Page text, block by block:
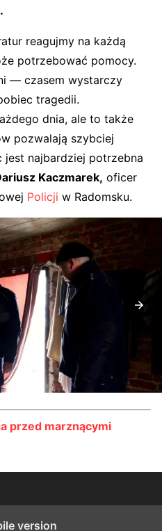
reagujmy na każdą
potrzebować pomocy.
— czasem wystarczy
tragedii.
dnia, ale to także
pozwalają szybciej
najbardziej potrzebna
Kaczmarek, oficer
Policji w Radomsku.
przed marznącymi
version